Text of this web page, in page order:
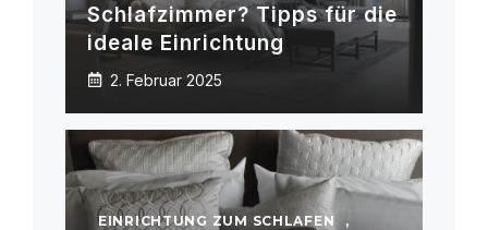
Schlafzimmer? Tipps für die
ideale Einrichtung
2. Februar 2025
EINRICHTUNG ZUM SCHLAFEN
,